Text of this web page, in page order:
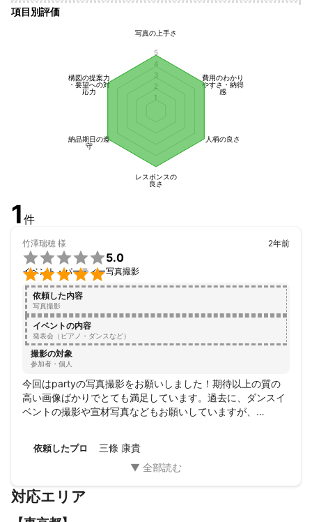
項目別評価
写真の上手さ
費用のわかり
やすさ・納得
感
人柄の良さ
レスポンスの
良さ
納品期日の遵
守
構図の提案力
・要望への対
応力
1
2
3
4
5
1 件
竹澤瑞穂 様


5.0
イベント・パーティー写真撮影
2年前
依頼した内容
写真撮影
イベントの内容
発表会（ピアノ・ダンスなど）
撮影の対象
参加者・個人
今回はpartyの写真撮影をお願いしました！期待以上の質の
高い画像ばかりでとても満足しています。過去に、ダンスイ
ベントの撮影や宣材写真などもお願いしていますが、
依頼したプロ 三條 康貴
対応エリア